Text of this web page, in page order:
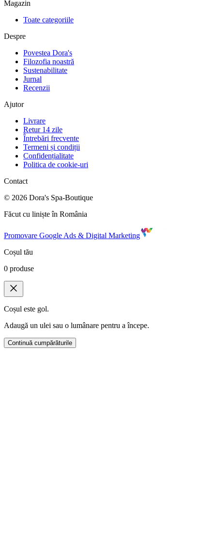
Magazin
Toate categoriile
Despre
Povestea Dora's
Filozofia noastră
Sustenabilitate
Jurnal
Recenzii
Ajutor
Livrare
Retur 14 zile
Întrebări frecvente
Termeni și condiții
Confidențialitate
Politica de cookie-uri
Contact
© 2026 Dora's Spa-Boutique
Făcut cu liniște în România
Promovare Google Ads & Digital Marketing
Coșul tău
0 produse
Coșul este gol.
Adaugă un ulei sau o lumânare pentru a începe.
Continuă cumpărăturile